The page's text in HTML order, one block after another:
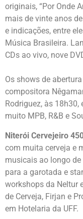
originais, “Por Onde
mais de vinte anos
e indicações, entre
Música Brasileira.
CDs ao vivo, nove
Os shows de
compositora
Rodriguez, às
muito MPB, R&B e
Niterói Cervejeiro
com muita cerveja e
musicais ao longo
para a garotada e
workshops da Neltur
de Cerveja, Firjan e
em Hotelaria da UFF.